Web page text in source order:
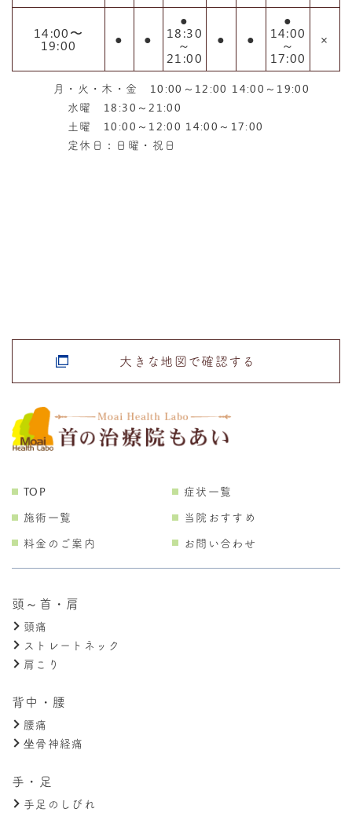
14:00〜
19:00 ● ●
●
18:30
～
21:00
● ●
●
14:00
～
17:00
×
月・火・木・金 10:00～12:00 14:00～19:00
水曜 18:30～21:00
土曜 10:00～12:00 14:00～17:00
定休日：日曜・祝日
大きな地図で確認する
TOP
症状一覧
施術一覧
当院おすすめ
料金のご案内
お問い合わせ
頭～首・肩
頭痛
ストレートネック
肩こり
背中・腰
腰痛
坐骨神経痛
手・足
手足のしびれ